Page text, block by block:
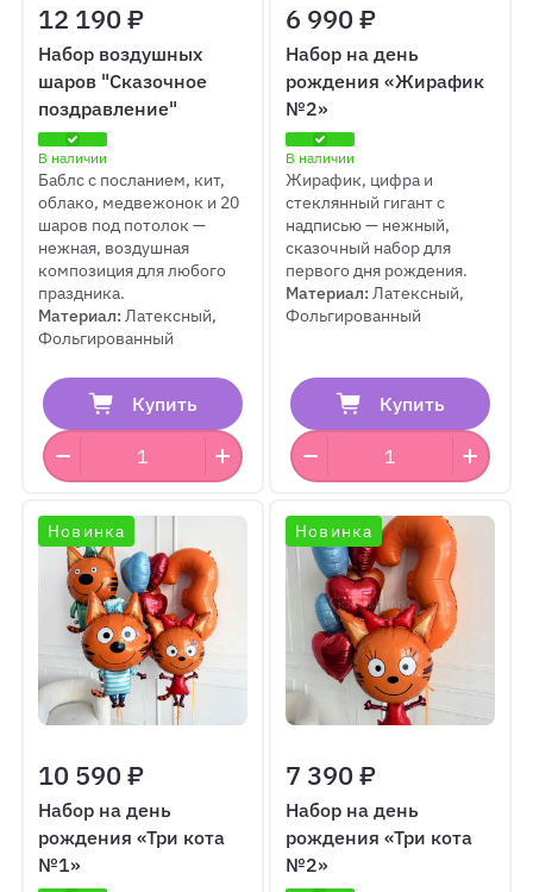
12 190 ₽
Набор воздушных
шаров "Сказочное
поздравление"
В наличии
Баблс с посланием, кит,
облако, медвежонок и 20
шаров под потолок —
нежная, воздушная
композиция для любого
праздника.
Материал:Латексный,
Фольгированный
Купить
6 990 ₽
Набор на день
рождения «Жирафик
№2»
В наличии
Жирафик, цифра и
стеклянный гигант с
надписью — нежный,
сказочный набор для
первого дня рождения.
Материал:Латексный,
Фольгированный
Купить
Новинка
10 590 ₽
Набор на день
рождения «Три кота
№1»
Новинка
7 390 ₽
Набор на день
рождения «Три кота
№2»